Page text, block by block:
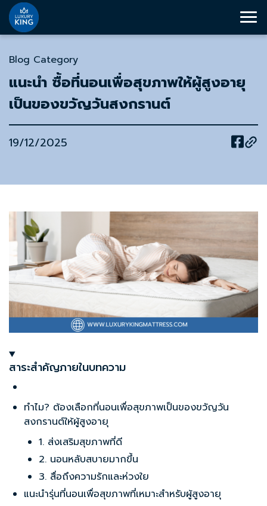
Blog Category
แนะนำ ซื้อที่นอนเพื่อสุขภาพให้ผู้สูงอายุ
เป็นของขวัญวันสงกรานต์
19/12/2025
สาระสำคัญภายในบทความ
ทำไม? ต้องเลือกที่นอนเพื่อสุขภาพเป็นของขวัญวัน
สงกรานต์ให้ผู้สูงอายุ
1. ส่งเสริมสุขภาพที่ดี
2. นอนหลับสบายมากขึ้น
3. สื่อถึงความรักและห่วงใย
แนะนำรุ่นที่นอนเพื่อสุขภาพที่เหมาะสำหรับผู้สูงอายุ